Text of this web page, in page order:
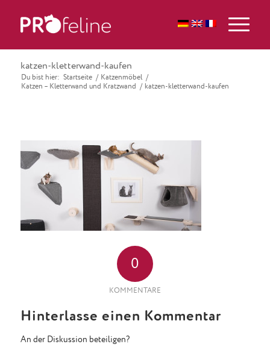
katzen-kletterwand-kaufen
Du bist hier: Startseite / Katzenmöbel /
Katzen – Kletterwand und Kratzwand
/ katzen-kletterwand-kaufen
0
KOMMENTARE
Hinterlasse einen Kommentar
An der Diskussion beteiligen?